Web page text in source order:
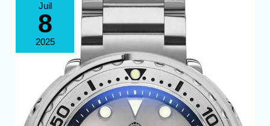
Juil
8
2025
montre
de
plongée
ADDIESDIVE
NH35
inoxydable